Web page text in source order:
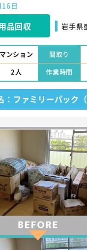
日
品回収 岩手県
マンション 間取り
2人 作業時間
：ファミリーパック（